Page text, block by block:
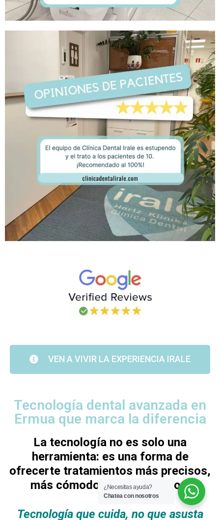
VEN A VIVIR LA EXPERIENCIA IRALE
Tecnología dental avanzada en
Ermua que marca la diferencia
La tecnología no es solo una
herramienta: es una forma de
ofrecerte tratamientos más precisos,
más cómodos y más seguros.
Tecnología que cuida, no que asusta
¿Necesitas ayuda?
Chatea con nosotros